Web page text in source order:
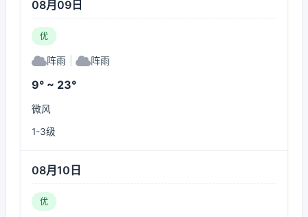
08月09日
优
阵雨 阵雨
9° ~ 23°
微风
1-3级
08月10日
优